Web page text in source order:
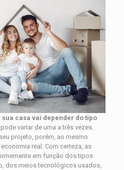
casa vai depender do tipo
variar de uma a três vezes.
projeto, porém, ao mesmo
real. Com certeza, as
em função dos tipos
dos meios tecnológicos usados,